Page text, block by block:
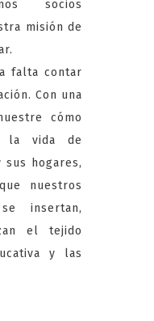
socios
misión de
falta contar
Con una
cómo
la vida de
hogares,
nuestros
insertan,
el tejido
y las